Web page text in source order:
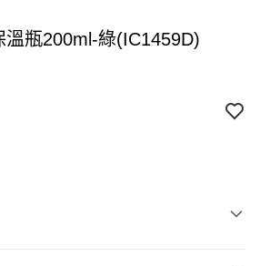
溫瓶200ml-綠(IC1459D)